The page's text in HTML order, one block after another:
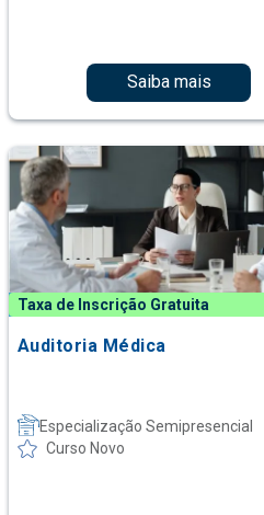
Saiba mais
Taxa de Inscrição Gratuita
Auditoria Médica
Especialização Semipresencial
Curso Novo